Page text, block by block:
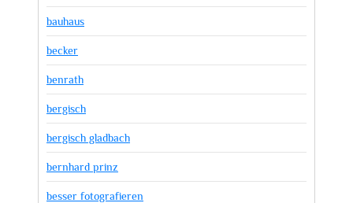
bauhaus
becker
benrath
bergisch
bergisch gladbach
bernhard prinz
besser fotografieren